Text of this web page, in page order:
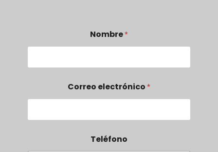
Nombre*
Correo electrónico *
Teléfono